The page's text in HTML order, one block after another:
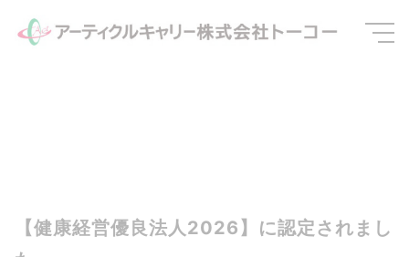
【健康経営優良法人2026】に認定されまし